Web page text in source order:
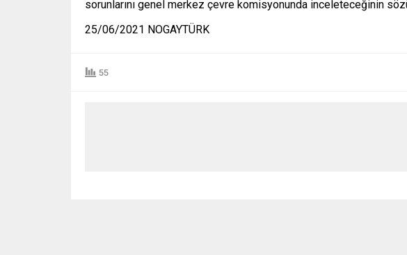
sorunlarını genel merkez çevre komisyonunda inceleteceğinin
25/06/2021 NOGAYTÜRK
55